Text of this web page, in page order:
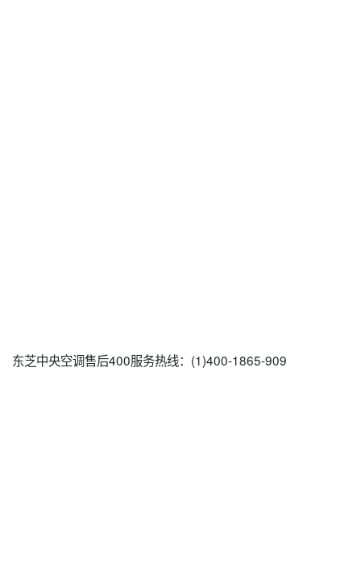
东芝中央空调售后400服务热线：(1)400-1865-909